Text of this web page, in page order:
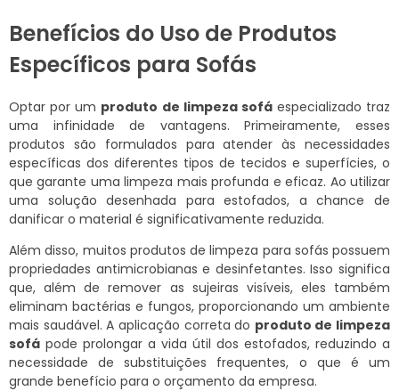
Benefícios do Uso de Produtos
Específicos para Sofás
Optar por um produto de limpeza sofáespecializado traz
uma infinidade de vantagens. Primeiramente, esses
produtos são formulados para atender às necessidades
específicas dos diferentes tipos de tecidos e superfícies, o
que garante uma limpeza mais profunda e eficaz. Ao utilizar
uma solução desenhada para estofados, a chance de
danificar o material é significativamente reduzida.
Além disso, muitos produtos de limpeza para sofás possuem
propriedades antimicrobianas e desinfetantes. Isso significa
que, além de remover as sujeiras visíveis, eles também
eliminam bactérias e fungos, proporcionando um ambiente
mais saudável. A aplicação correta do produto de limpeza
sofá pode prolongar a vida útil dos estofados, reduzindo a
necessidade de substituições frequentes, o que é um
grande benefício para o orçamento da empresa.